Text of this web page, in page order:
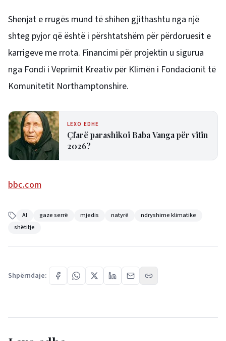
Shenjat e rrugës mund të shihen gjithashtu nga një
shteg pyjor që është i përshtatshëm për përdoruesit e
karrigeve me rrota. Financimi për projektin u sigurua
nga Fondi i Veprimit Kreativ për Klimën i Fondacionit të
Komunitetit Northamptonshire.
LEXO EDHE
Çfarë parashikoi Baba Vanga për vitin
2026?
bbc.com
AI gaze serrë mjedis natyrë
ndryshime klimatike
shëtitje
Shpërndaje: